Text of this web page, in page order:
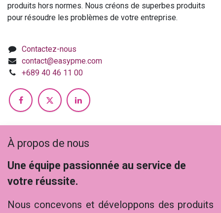
produits hors normes. Nous créons de superbes produits
pour résoudre les problèmes de votre entreprise.
Contactez-nous
contact@easypme.com
+689 40 46 11 00
À propos de nous
Une équipe passionnée au service de
votre réussite.
Nous concevons et développons des produits